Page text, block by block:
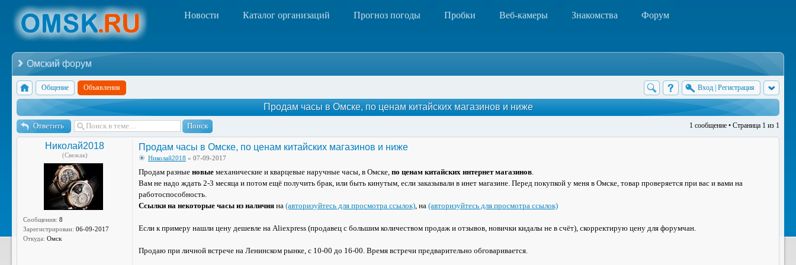
Новости Каталог организаций Прогноз погоды Пробки Веб-камеры Знакомства Форум
Омский форум
Общение Объявления Вход Регистрация
Продам часы в Омске, по ценам китайских магазинов и ниже
Ответить 1 сообщение • Страница 1 из 1
Николай2018
(Свежак)
Сообщения: 8
Зарегистрирован: 06-09-2017
Откуда: Омск
Продам часы в Омске, по ценам китайских магазинов и ниже
Николай2018 » 07-09-2017
Продам разные новые механические и кварцевые наручные часы, в Омске, по ценам китайских интернет магазинов.
Вам не надо ждать 2-3 месяца и потом ещё получить брак, или быть кинутым, если заказывали в инет магазине. Перед покупкой у меня в Омске, товар проверяется при вас и вами на
работоспособность.
Ссылки на некоторые часы из наличия на (авторизуйтесь для просмотра ссылок), на (авторизуйтесь для просмотра ссылок)
Если к примеру нашли цену дешевле на Aliexpress (продавец с большим количеством продаж и отзывов, новички кидалы не в счёт), скорректирую цену для форумчан.
Продаю при личной встрече на Ленинском рынке, с 10-00 до 16-00. Время встречи предварительно обговаривается.